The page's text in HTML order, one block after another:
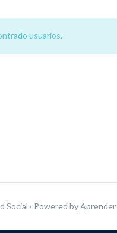
usuarios.
Social · Powered by